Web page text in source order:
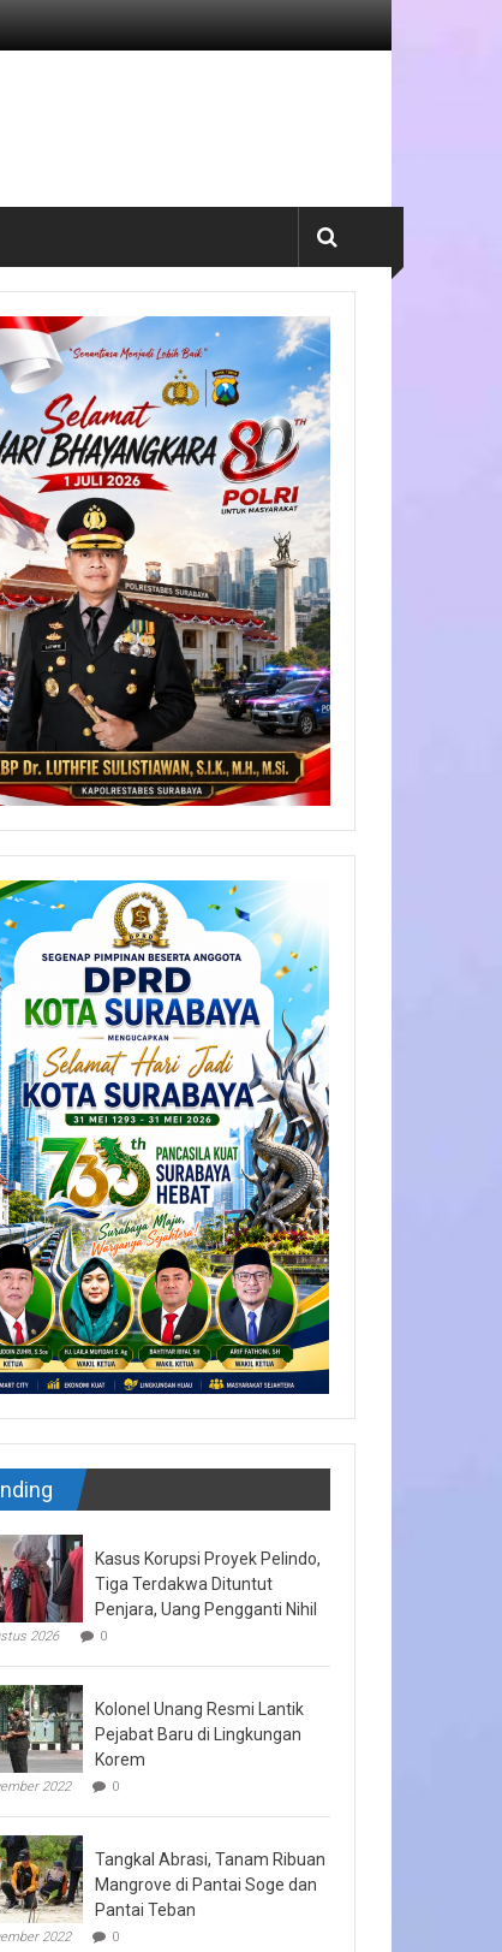
Kasus Korupsi Proyek Pelindo,
Tiga Terdakwa Dituntut
Penjara, Uang Pengganti Nihil
2026 0
Kolonel Unang Resmi Lantik
Pejabat Baru di Lingkungan
Korem
2022 0
Tangkal Abrasi, Tanam Ribuan
Mangrove di Pantai Soge dan
Pantai Teban
2022 0